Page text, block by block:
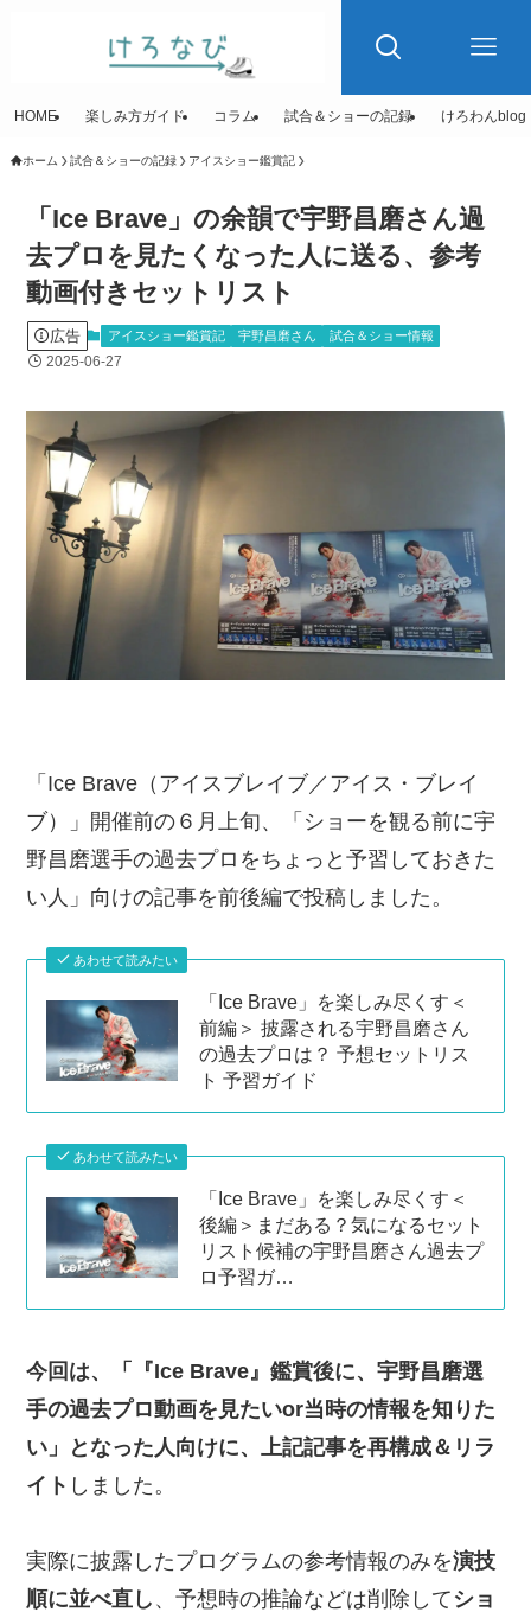
HOME 楽しみ方ガイド コラム 試合＆ショーの記録 けろわんblog
ホーム 試合＆ショーの記録 アイスショー鑑賞記
「Ice Brave」の余韻で宇野昌磨さん過
去プロを見たくなった人に送る、参考
動画付きセットリスト
広告 アイスショー鑑賞記 宇野昌磨さん 試合＆ショー情報
2025-06-27
「Ice Brave（アイスブレイブ／アイス・ブレイ
ブ）」開催前の６月上旬、「ショーを観る前に宇
野昌磨選手の過去プロをちょっと予習しておきた
い人」向けの記事を前後編で投稿しました。
あわせて読みたい
「Ice Brave」を楽しみ尽くす＜
前編＞ 披露される宇野昌磨さん
の過去プロは？ 予想セットリス
ト 予習ガイド
あわせて読みたい
「Ice Brave」を楽しみ尽くす＜
後編＞まだある？気になるセット
リスト候補の宇野昌磨さん過去プ
ロ予習ガ…
今回は、「『Ice Brave』鑑賞後に、宇野昌磨選
手の過去プロ動画を見たいor当時の情報を知りた
い」となった人向けに、上記記事を再構成＆リラ
イト しました。
実際に披露したプログラムの参考情報のみを演技
順に並べ直し 、予想時の推論などは削除して ショ